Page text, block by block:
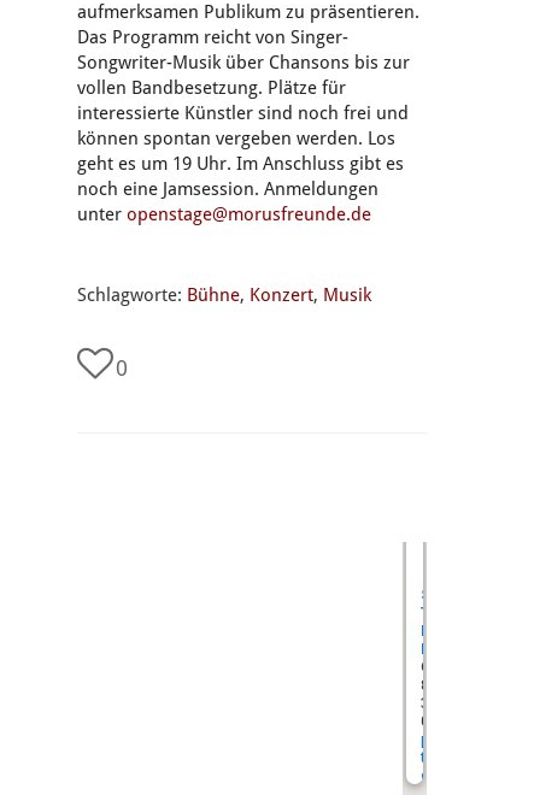
aufmerksamen Publikum zu präsentieren.
Das Programm reicht von Singer-
Songwriter-Musik über Chansons bis zur
vollen Bandbesetzung. Plätze für
interessierte Künstler sind noch frei und
können spontan vergeben werden. Los
geht es um 19 Uhr. Im Anschluss gibt es
noch eine Jamsession. Anmeldungen
unter openstage@morusfreunde.de
Schlagworte: Bühne, Konzert, Musik
0
St.
Thomas
Morus-
Kirche
Grünberger Str.
80
35394 Gießen
0 641 / 45 01 0
pfarrbuero@st-
thomas-morus-
giessen.de